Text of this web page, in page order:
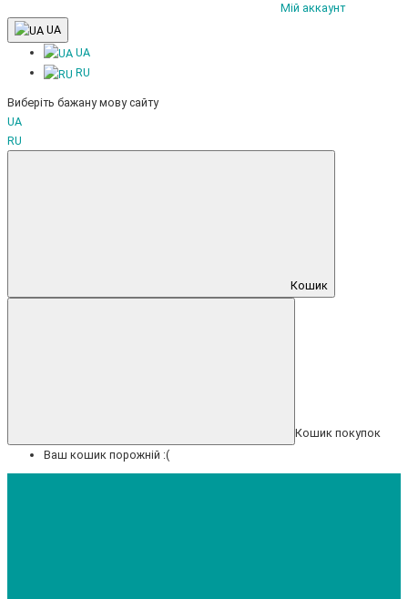
Мій аккаунт
UA
UA
RU
Виберіть бажану мову сайту
UA
RU
Кошик
Кошик покупок
Ваш кошик порожній :(